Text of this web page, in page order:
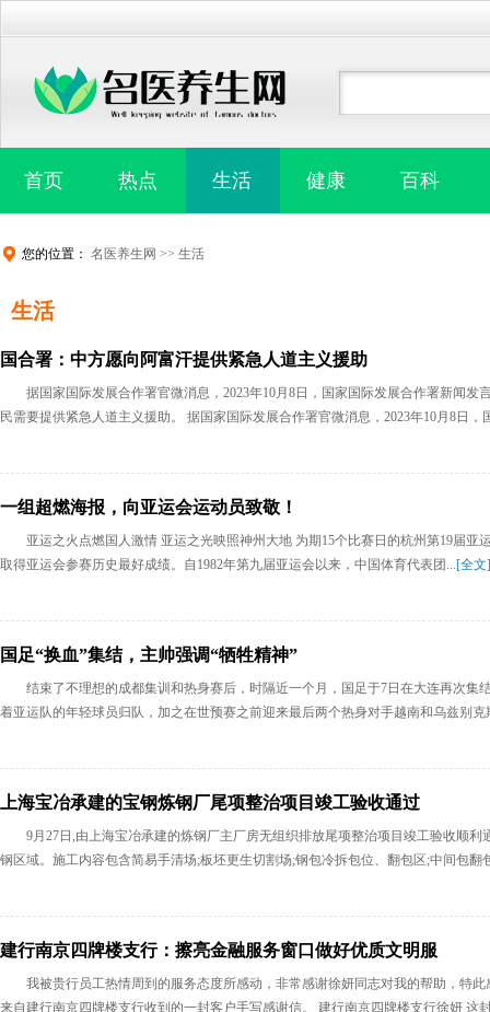
首页 热点 生活 健康 百科
您的位置： 名医养生网 >> 生活
生活
国合署：中方愿向阿富汗提供紧急人道主义援助
据国家国际发展合作署官微消息，2023年10月8日，国家国际发展合作署新闻
民需要提供紧急人道主义援助。 据国家国际发展合作署官微消息，2023年10月8日，
一组超燃海报，向亚运会运动员致敬！
亚运之火点燃国人激情 亚运之光映照神州大地 为期15个比赛日的杭州第19届
取得亚运会参赛历史最好成绩。自1982年第九届亚运会以来，中国体育代表团...[全文]
国足“换血”集结，主帅强调“牺牲精神”
结束了不理想的成都集训和热身赛后，时隔近一个月，国足于7日在大连再次
着亚运队的年轻球员归队，加之在世预赛之前迎来最后两个热身对手越南和乌兹别克
上海宝冶承建的宝钢炼钢厂尾项整治项目竣工验收通过
9月27日,由上海宝冶承建的炼钢厂主厂房无组织排放尾项整治项目竣工验收顺
钢区域。施工内容包含简易手清场;板坯更生切割场;钢包冷拆包位、翻包区;中间包翻
建行南京四牌楼支行：擦亮金融服务窗口做好优质文明服
我被贵行员工热情周到的服务态度所感动，非常感谢徐妍同志对我的帮助，特
来自建行南京四牌楼支行收到的一封客户手写感谢信。 建行南京四牌楼支行徐妍 这